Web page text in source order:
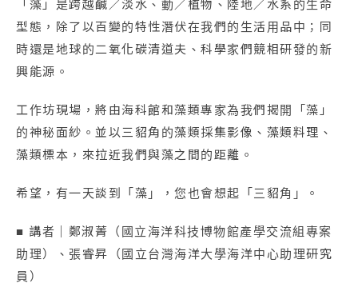
「藻」是跨越鹹／淡水、動／植物、陸地／水系的生命
型態，除了以百變的特性潛伏在我們的生活用品中；同
時還是地球的二氧化碳清道夫、科學家們競相研發的新
興能源。
工作坊現場，將由海科館和藻類專家為我們揭開「藻」
的神秘面紗。並以三貂角的藻類採集影像、藻類料理、
藻類標本，來拉近我們與藻之間的距離。
希望，有一天談到「藻」，您也會想起「三貂角」。
■ 講者｜鄭淑菁（國立海洋科技博物館產學交流組專案
助理）、張睿昇（國立台灣海洋大學海洋中心助理研究
員）